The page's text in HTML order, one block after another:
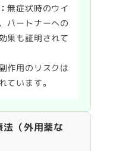
無症状時のウイ
パートナーへの
果も証明されて
作用のリスクは
ています。
（外用薬な